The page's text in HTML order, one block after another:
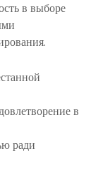
в выборе
в
ради